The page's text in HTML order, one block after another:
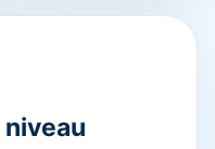
niveau